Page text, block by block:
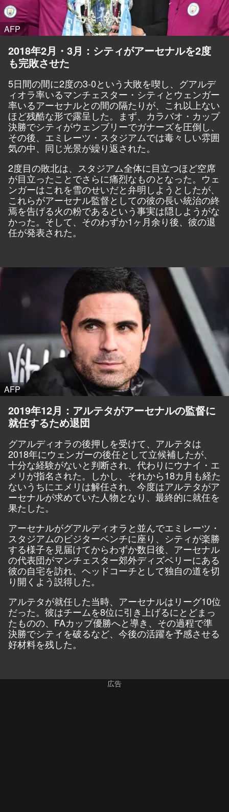
AFP
2018年2月・3月：シティがアーセナルを2度
も完敗させた
5日間の間に2度の3-0という大敗を喫し、グアルデ
ィオラ率いるマンチェスター・シティとウェンガー
率いるアーセナルとの間の隔たりが、これ以上ない
ほど残酷な形で露呈した。まず、カラバオ・カップ
決勝でシティがウェンブリーでガナーズを圧倒し、
その後、エミレーツ・スタジアムでは毒々しい雰囲
気の中、同じ光景が繰り返された。
2度目の敗北は、スタジアム全体に目立つほど空席
が目立ったことでさらに痛烈なものとなった。ウェ
ンガーはこれを雪のせいだと弁明しようとしたが、
これらがアーセナル監督としての彼の長い統治の終
焉を告げる火の粉であるという事実は隠しようがな
かった。そして、そのわずか1ヶ月余り後、彼の退
任が発表された。
AFP
2019年12月：アルテタがアーセナルの監督に
就任するため退団
グアルディオラの後押しを受けて、アルテタは
2018年にウェンガーの後任として立候補したが、
十分な経験がないと判断され、代わりにウナイ・エ
メリが指名された。しかし、それから18カ月も経た
ないうちにエメリは解任され、今度はアルテタがア
ーセナルが求めていた人物となり、最終的に就任を
果たした。
アーセナルがグアルディオラと並んでエミレーツ・
スタジアムのビジターベンチに座り、シティが楽勝
する様子を見届けてからわずか数日後、アーセナル
の代表団がマンチェスター郊外ディズベリーにある
彼の自宅を訪れ、ヘッドコーチとして独自の道を切
り開くよう説得した。
アルテタが就任した当時、アーセナルはリーグ10位
だった。彼はチームを8位に引き上げるにとどまっ
たものの、FAカップ優勝へと導き、その過程で準
決勝でシティを破るなど、今後の活躍を予感させる
好材料を残した。